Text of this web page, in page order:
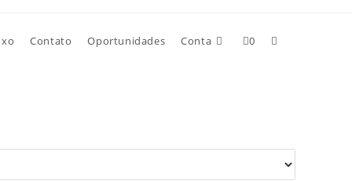
Contato Oportunidades Conta 0